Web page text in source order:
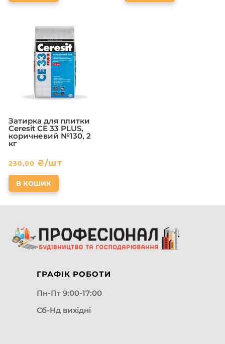
Затирка для плитки
Ceresit CE 33 PLUS,
коричневий №130, 2
кг
230,00 ₴/шт
В КОШИК
ГРАФІК РОБОТИ
Пн-Пт 9:00-17:00
Сб-Нд вихідні